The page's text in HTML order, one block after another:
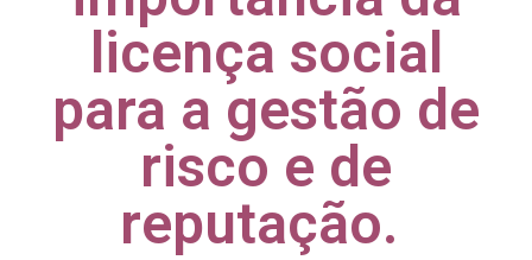
licença social
para a gestão de
risco e de
reputação.